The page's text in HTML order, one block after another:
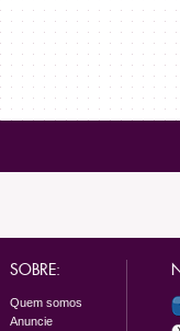
SOBRE:
Quem somos
Anuncie